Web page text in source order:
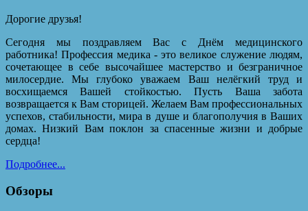
Дорогие друзья!
Сегодня мы поздравляем Вас с Днём медицинского
работника! Профессия медика - это великое служение людям,
сочетающее в себе высочайшее мастерство и безграничное
милосердие. Мы глубоко уважаем Ваш нелёгкий труд и
восхищаемся Вашей стойкостью. Пусть Ваша забота
возвращается к Вам сторицей. Желаем Вам профессиональных
успехов, стабильности, мира в душе и благополучия в Ваших
домах. Низкий Вам поклон за спасенные жизни и добрые
сердца!
Подробнее...
Обзоры